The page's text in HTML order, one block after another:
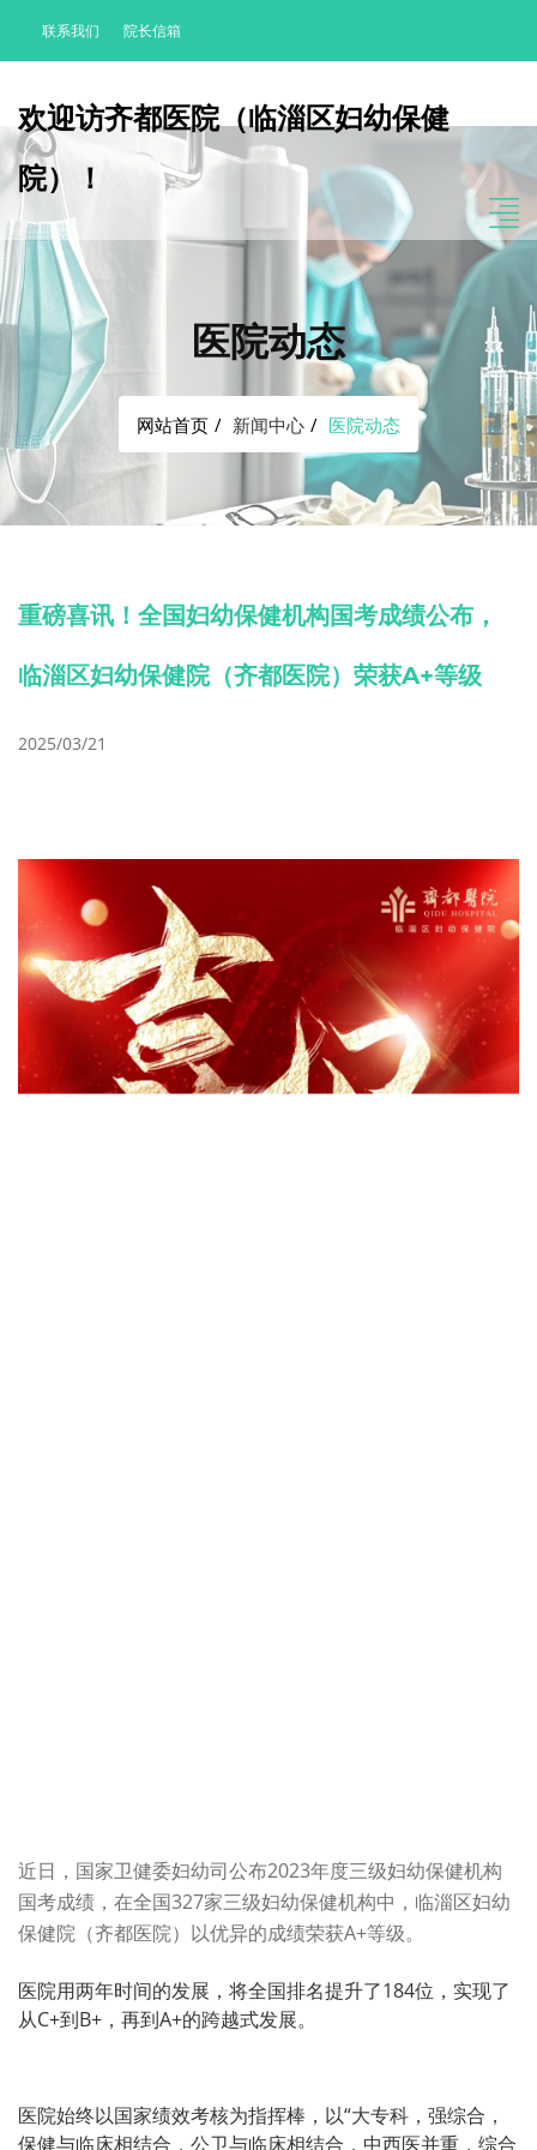
联系我们 院长信箱
欢迎访齐都医院（临淄区妇幼保健
院）！
医院动态
网站首页 新闻中心 医院动态
重磅喜讯！全国妇幼保健机构国考成绩公布，
临淄区妇幼保健院（齐都医院）荣获A+等级
2025/03/21
近日，国家卫健委妇幼司公布2023年度三级妇幼保健机构
国考成绩，在全国327家三级妇幼保健机构中，临淄区妇幼
保健院（齐都医院）以优异的成绩荣获A+等级。
医院用两年时间的发展，将全国排名提升了184位，实现了
从C+到B+，再到A+的跨越式发展。
医院始终以国家绩效考核为指挥棒，以“大专科，强综合，
保健与临床相结合，公卫与临床相结合，中西医并重，综合